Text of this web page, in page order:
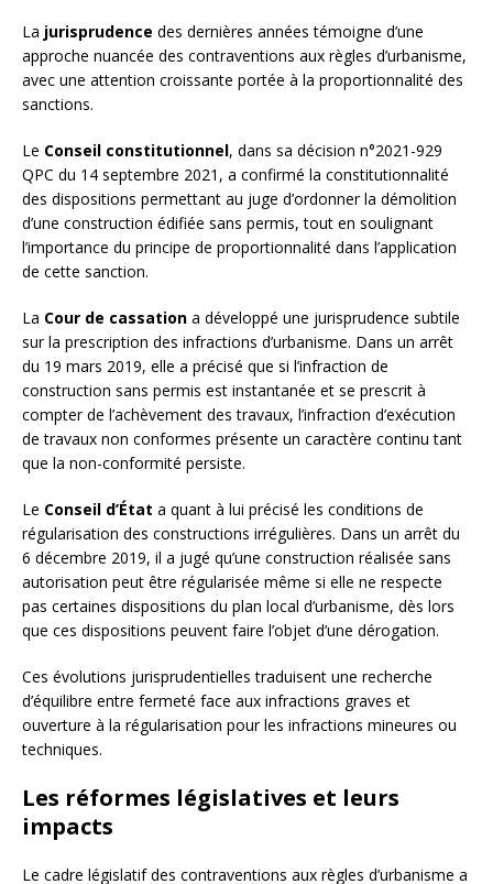
La jurisprudence des dernières années témoigne d’une
approche nuancée des contraventions aux règles d’urbanisme,
avec une attention croissante portée à la proportionnalité des
sanctions.
Le Conseil constitutionnel, dans sa décision n°2021-929
QPC du 14 septembre 2021, a confirmé la constitutionnalité
des dispositions permettant au juge d’ordonner la démolition
d’une construction édifiée sans permis, tout en soulignant
l’importance du principe de proportionnalité dans l’application
de cette sanction.
La Cour de cassation a développé une jurisprudence subtile
sur la prescription des infractions d’urbanisme. Dans un arrêt
du 19 mars 2019, elle a précisé que si l’infraction de
construction sans permis est instantanée et se prescrit à
compter de l’achèvement des travaux, l’infraction d’exécution
de travaux non conformes présente un caractère continu tant
que la non-conformité persiste.
Le Conseil d’État a quant à lui précisé les conditions de
régularisation des constructions irrégulières. Dans un arrêt du
6 décembre 2019, il a jugé qu’une construction réalisée sans
autorisation peut être régularisée même si elle ne respecte
pas certaines dispositions du plan local d’urbanisme, dès lors
que ces dispositions peuvent faire l’objet d’une dérogation.
Ces évolutions jurisprudentielles traduisent une recherche
d’équilibre entre fermeté face aux infractions graves et
ouverture à la régularisation pour les infractions mineures ou
techniques.
Les réformes législatives et leurs
impacts
Le cadre législatif des contraventions aux règles d’urbanisme a